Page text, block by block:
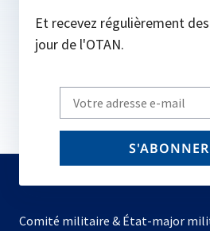
Et recevez régulièrement
jour de l'OTAN.
Write
your
email
S'ABONNER
Comité militaire & État-major